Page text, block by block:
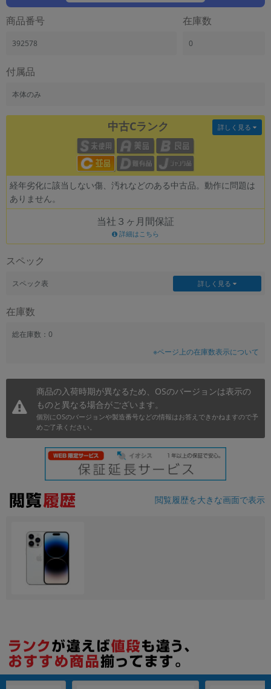
商品番号
392578
在庫数
0
付属品
本体のみ
中古Cランク
経年劣化に該当しない傷、汚れなどのある中古品。動作に問題は
ありません。
詳しく見る
当社３ヶ月間保証
詳細はこちら
スペック
スペック表 詳しく見る
在庫数
総在庫数：0
※ページ上の在庫数表示について
商品の入荷時期が異なるため、OSのバージョンは表示の
ものと異なる場合がございます。
個別にOSのバージョンや製造番号などの情報はお答えできかねますので予
めご了承ください。
閲覧履歴を大きな画面で表示
ランク
「新品」「未使用」「中古」など
CPU
OSの絞り込み
~
容量
~
モニタサイズ
年
各項目のチェックボックスは「or検索」となります。
ただし機能別のみ「and検索」となります。